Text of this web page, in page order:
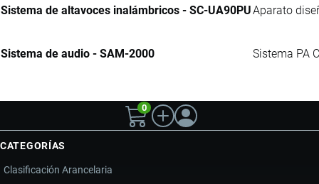
Sistema de altavoces inalámbricos - SC-UA90PUAparato
Sistema de audio - SAM-2000 Sistema PA
0
CATEGORÍAS
Clasificación Arancelaria